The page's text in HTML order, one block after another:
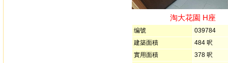
淘大花園 H座
编號
039784
建築面積
484 呎
實用面積
378 呎